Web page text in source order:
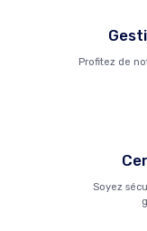
Profitez de
Soyez